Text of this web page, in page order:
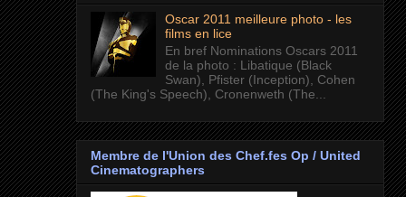
Oscar 2011 meilleure photo - les
films en lice
En bref Nominations Oscars 2011
de la photo : Libatique (Black
Swan), Pfister (Inception), Cohen
(The King's Speech), Cronenweth (The...
Membre de l'Union des Chef.fes Op / United
Cinematographers